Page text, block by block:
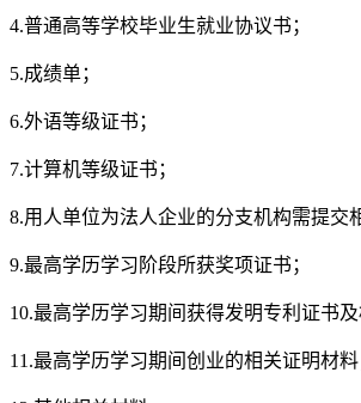
4.普通高等学校毕业生就业协议书；
5.成绩单；
6.外语等级证书；
7.计算机等级证书；
8.用人单位为法人企业的分支机构需提交
9.最高学历学习阶段所获奖项证书；
10.最高学历学习期间获得发明专利证书及
11.最高学历学习期间创业的相关证明材料